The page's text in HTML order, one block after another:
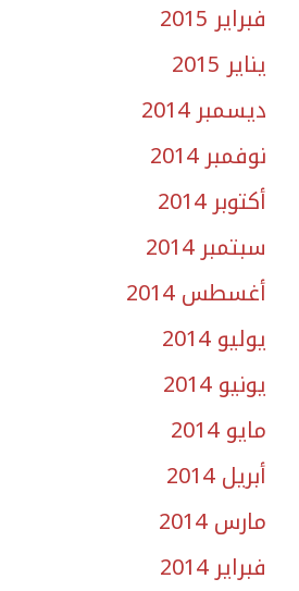
فبراير 2015
يناير 2015
ديسمبر 2014
نوفمبر 2014
أكتوبر 2014
سبتمبر 2014
أغسطس 2014
يوليو 2014
يونيو 2014
مايو 2014
أبريل 2014
مارس 2014
فبراير 2014